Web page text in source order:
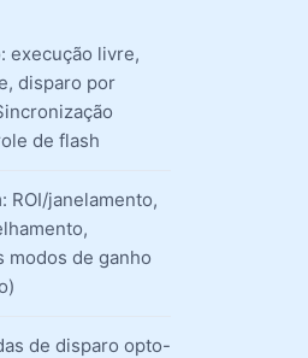
execução livre,
disparo por
de flash
ROI/janelamento,
modos de ganho
de disparo opto-